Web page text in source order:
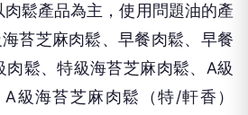
鬆產品為主，使用問題油的產
苔芝麻肉鬆、早餐肉鬆、早餐
肉鬆、特級海苔芝麻肉鬆、A級
級海苔芝麻肉鬆（特/軒香）